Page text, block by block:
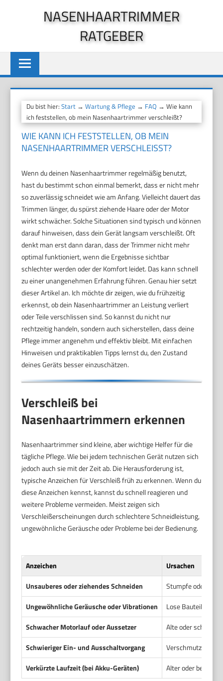
NASENHAARTRIMMER
RATGEBER
Du bist hier:Start →Wartung & Pflege → FAQ → Wie kann
ich feststellen, ob mein Nasenhaartrimmer verschleißt?
WIE KANN ICH FESTSTELLEN, OB MEIN
NASENHAARTRIMMER VERSCHLEISST?
Wenn du deinen Nasenhaartrimmer regelmäßig benutzt,
hast du bestimmt schon einmal bemerkt, dass er nicht mehr
so zuverlässig schneidet wie am Anfang. Vielleicht dauert das
Trimmen länger, du spürst ziehende Haare oder der Motor
wirkt schwächer. Solche Situationen sind typisch und können
darauf hinweisen, dass dein Gerät langsam verschleißt. Oft
denkt man erst dann daran, dass der Trimmer nicht mehr
optimal funktioniert, wenn die Ergebnisse sichtbar
schlechter werden oder der Komfort leidet. Das kann schnell
zu einer unangenehmen Erfahrung führen. Genau hier setzt
dieser Artikel an. Ich möchte dir zeigen, wie du frühzeitig
erkennst, ob dein Nasenhaartrimmer an Leistung verliert
oder Teile verschlissen sind. So kannst du nicht nur
rechtzeitig handeln, sondern auch sicherstellen, dass deine
Pflege immer angenehm und effektiv bleibt. Mit einfachen
Hinweisen und praktikablen Tipps lernst du, den Zustand
deines Geräts besser einzuschätzen.
Verschleiß bei
Nasenhaartrimmern erkennen
Nasenhaartrimmer sind kleine, aber wichtige Helfer für die
tägliche Pflege. Wie bei jedem technischen Gerät nutzen sich
jedoch auch sie mit der Zeit ab. Die Herausforderung ist,
typische Anzeichen für Verschleiß früh zu erkennen. Wenn du
diese Anzeichen kennst, kannst du schnell reagieren und
weitere Probleme vermeiden. Meist zeigen sich
Verschleißerscheinungen durch schlechtere Schneidleistung,
ungewöhnliche Geräusche oder Probleme bei der Bedienung.
Anzeichen
Ursachen
Unsauberes oder ziehendes Schneiden
Stumpfe oder
Ungewöhnliche Geräusche oder Vibrationen
Lose Bauteile
Schwacher Motorlauf oder Aussetzer
Alte oder
Schwieriger Ein- und Ausschaltvorgang
Verschmutzter
Verkürzte Laufzeit (bei Akku-Geräten)
Alter oder